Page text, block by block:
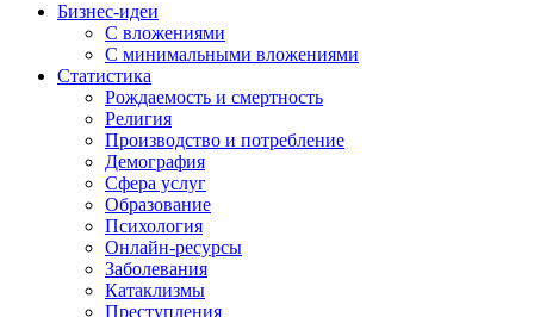
Бизнес-идеи
С вложениями
С минимальными вложениями
Статистика
Рождаемость и смертность
Религия
Производство и потребление
Демография
Сфера услуг
Образование
Психология
Онлайн-ресурсы
Заболевания
Катаклизмы
Преступления